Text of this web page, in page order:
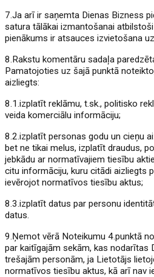
7.Ja arī ir saņemta Dienas Bizness
satura tālākai izmantošanai
pienākums ir atsauces izvietošana
8.Rakstu komentāru sadaļa
Pamatojoties uz šajā punktā
aizliegts:
8.1.izplatīt reklāmu, t.sk., politisko
veida komerciālu informāciju;
8.2.izplatīt personas godu un cieņu
bet ne tikai melus, izplatīt draudus,
jebkādu ar normatīvajiem tiesību
citu informāciju, kuru citādi aizliegts
ievērojot normatīvos tiesību aktus;
8.3.izplatīt datus par personu
datus.
9.Ņemot vērā Noteikumu 4.punktā
par kaitīgajām sekām, kas nodarītas
trešajām personām, ja Lietotājs
normatīvos tiesību aktus, kā arī nav